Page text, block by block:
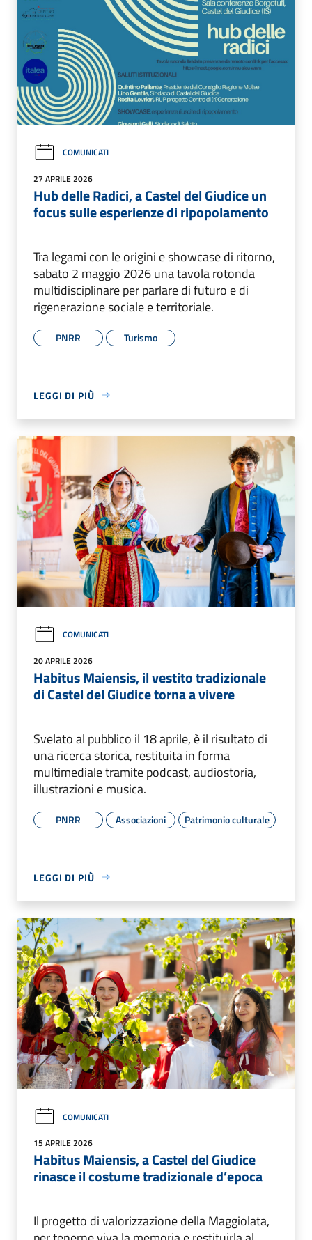
COMUNICATI
27 APRILE 2026
Hub delle Radici, a Castel del Giudice un
focus sulle esperienze di ripopolamento
Tra legami con le origini e showcase di ritorno,
sabato 2 maggio 2026 una tavola rotonda
multidisciplinare per parlare di futuro e di
rigenerazione sociale e territoriale.
PNRR Turismo
LEGGI DI PIÙ
COMUNICATI
20 APRILE 2026
Habitus Maiensis, il vestito tradizionale
di Castel del Giudice torna a vivere
Svelato al pubblico il 18 aprile, è il risultato di
una ricerca storica, restituita in forma
multimediale tramite podcast, audiostoria,
illustrazioni e musica.
PNRR Associazioni Patrimonio culturale
LEGGI DI PIÙ
COMUNICATI
15 APRILE 2026
Habitus Maiensis, a Castel del Giudice
rinasce il costume tradizionale d’epoca
Il progetto di valorizzazione della Maggiolata,